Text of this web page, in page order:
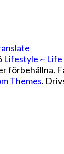
Lifestyle ~
förbehållna.
Themes.